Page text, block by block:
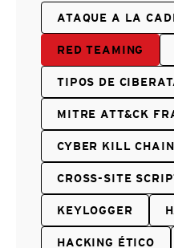
ATAQUE A LA
RED TEAMING
TIPOS DE
MITRE ATT&CK
CYBER KILL CHAIN
CROSS-SITE
KEYLOGGER
HACKING ÉTICO